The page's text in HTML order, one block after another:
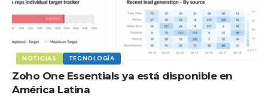
NOTICIAS TECNOLOGÍA
Zoho One Essentials ya está disponible en
América Latina